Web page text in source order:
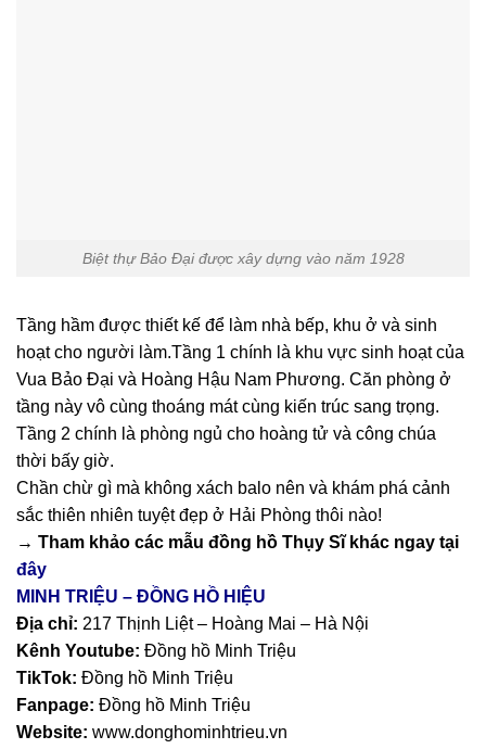
Biệt thự Bảo Đại được xây dựng vào năm 1928
Tầng hầm được thiết kế để làm nhà bếp, khu ở và sinh
hoạt cho người làm.Tầng 1 chính là khu vực sinh hoạt của
Vua Bảo Đại và Hoàng Hậu Nam Phương. Căn phòng ở
tầng này vô cùng thoáng mát cùng kiến trúc sang trọng.
Tầng 2 chính là phòng ngủ cho hoàng tử và công chúa
thời bấy giờ.
Chần chừ gì mà không xách balo nên và khám phá cảnh
sắc thiên nhiên tuyệt đẹp ở Hải Phòng thôi nào!
→ Tham khảo các mẫu đồng hồ Thụy Sĩkhác ngay tại
đây
MINH TRIỆU – ĐỒNG HỒ HIỆU
Địa chỉ: 217 Thịnh Liệt – Hoàng Mai – Hà Nội
Kênh Youtube: Đồng hồ Minh Triệu
TikTok: Đồng hồ Minh Triệu
Fanpage: Đồng hồ Minh Triệu
Website: www.donghominhtrieu.vn